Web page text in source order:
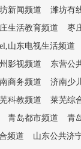
新闻频道 潍坊有
生活教育频道 枣
山东电视生活频道
影视频道 东营公
商务频道 济南少
科教频道 莱芜综
青岛都市频道 青
频道
山东公共济